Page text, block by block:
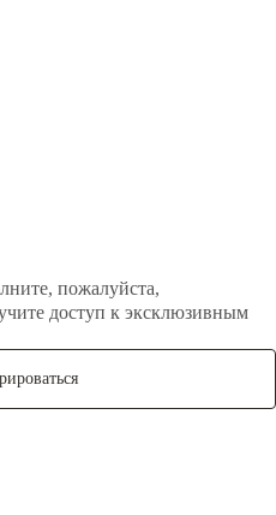
пожалуйста,
доступ к эксклюзивным